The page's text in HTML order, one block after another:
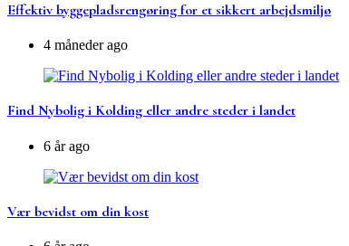
Effektiv byggepladsrengøring for et sikkert arbejdsmiljø
4 måneder ago
Find Nybolig i Kolding eller andre steder i landet
6 år ago
Vær bevidst om din kost